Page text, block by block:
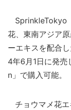
SprinkleTokyo
花、東南アジア
ーエキスを配合
4年6月1日に発
n」で購入可能。
チョウマメ花エ